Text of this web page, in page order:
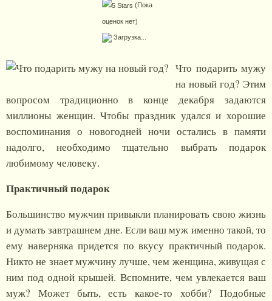
(Пока
оценок нет)
Загрузка...
Что подарить мужу
на новый год? Этим
вопросом традиционно в конце декабря задаются
миллионы женщин. Чтобы праздник удался и хорошие
воспоминания о новогодней ночи остались в памяти
надолго, необходимо тщательно выбрать подарок
любимому человеку.
Практичный подарок
Большинство мужчин привыкли планировать свою жизнь
и думать завтрашнем дне. Если ваш муж именно такой, то
ему наверняка придется по вкусу практичный подарок.
Никто не знает мужчину лучше, чем женщина, живущая с
ним под одной крышей. Вспомните, чем увлекается ваш
муж? Может быть, есть какое-то хобби? Подобные